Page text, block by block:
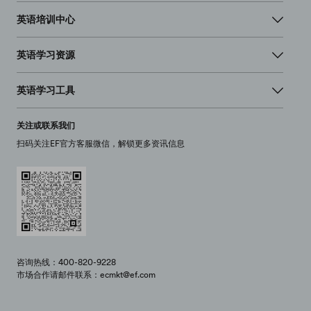
英语培训中心
英语学习资源
英语学习工具
关注或联系我们
扫码关注EF官方客服微信，解锁更多资讯信息
咨询热线：400-820-9228
市场合作请邮件联系：ecmkt@ef.com